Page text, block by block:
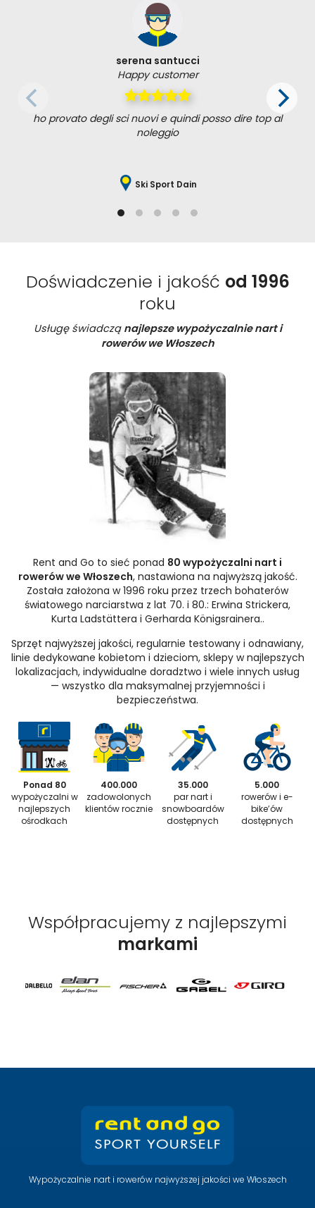
serena santucci
Happy customer
ho provato degli sci nuovi e quindi posso dire top al
noleggio
Ski Sport Dain
Doświadczenie i jakość od 1996
roku
Usługę świadczą najlepsze wypożyczalnie nart i
rowerów we Włoszech
Rent and Go to sieć ponad 80 wypożyczalni nart i
rowerów we Włoszech, nastawiona na najwyższą jakość.
Została założona w 1996 roku przez trzech bohaterów
światowego narciarstwa z lat 70. i 80.: Erwina Strickera,
Kurta Ladstättera i Gerharda Königsrainera..
Sprzęt najwyższej jakości, regularnie testowany i odnawiany,
linie dedykowane kobietom i dzieciom, sklepy w najlepszych
lokalizacjach, indywidualne doradztwo i wiele innych usług
— wszystko dla maksymalnej przyjemności i
bezpieczeństwa.
Ponad 80
wypożyczalni w
najlepszych
ośrodkach
400.000
zadowolonych
klientów rocznie
35.000
par nart i
snowboardów
dostępnych
5.000
rowerów i e-
bike’ów
dostępnych
Współpracujemy z najlepszymi
markami
Wypożyczalnie nart i rowerów najwyższej jakości we Włoszech